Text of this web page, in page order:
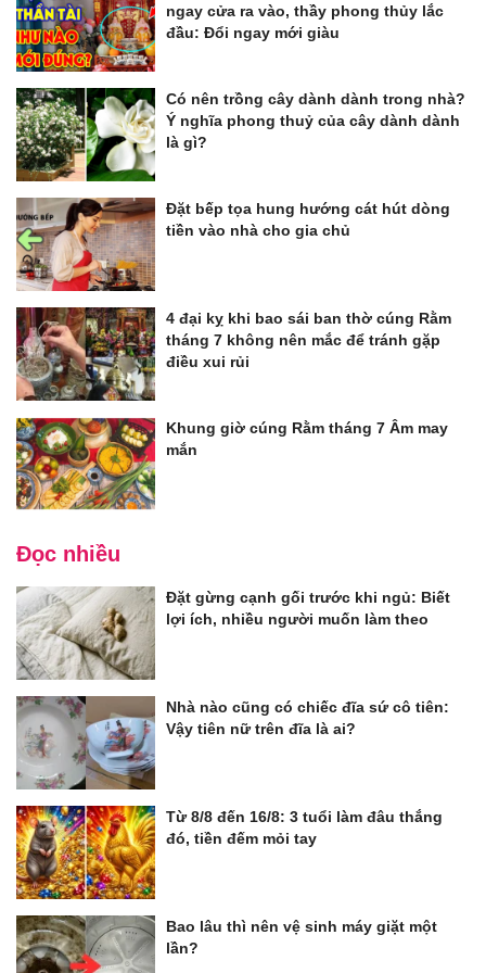
ngay cửa ra vào, thầy phong thủy lắc
đầu: Đổi ngay mới giàu
Có nên trồng cây dành dành trong nhà?
Ý nghĩa phong thuỷ của cây dành dành
là gì?
Đặt bếp tọa hung hướng cát hút dòng
tiền vào nhà cho gia chủ
4 đại kỵ khi bao sái ban thờ cúng Rằm
tháng 7 không nên mắc để tránh gặp
điều xui rủi
Khung giờ cúng Rằm tháng 7 Âm may
mắn
Đọc nhiều
Đặt gừng cạnh gối trước khi ngủ: Biết
lợi ích, nhiều người muốn làm theo
Nhà nào cũng có chiếc đĩa sứ cô tiên:
Vậy tiên nữ trên đĩa là ai?
Từ 8/8 đến 16/8: 3 tuổi làm đâu thắng
đó, tiền đếm mỏi tay
Bao lâu thì nên vệ sinh máy giặt một
lần?